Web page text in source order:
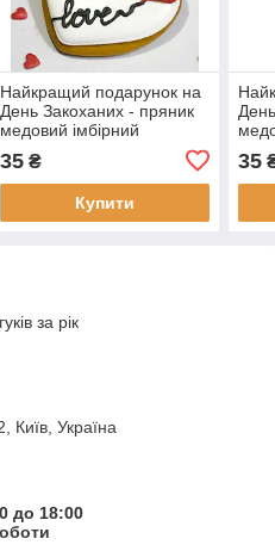
Найкращий подарунок на
День Закоханих - пряник
медовий імбірний
35₴
Купити
35
за рік
Київ, Україна
до 18:00